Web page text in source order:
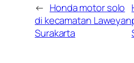
← Honda motor solo
di kecamatan Laweyan
Surakarta